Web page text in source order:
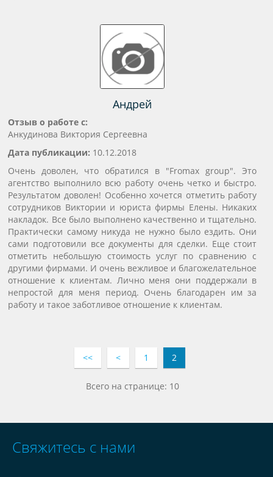
Андрей
Отзыв о работе с:
Анкудинова Виктория Сергеевна
Дата публикации: 10.12.2018
Очень доволен, что обратился в "Fromax group". Это
агентство выполнило всю работу очень четко и быстро.
Результатом доволен! Особенно хочется отметить работу
сотрудников Виктории и юриста фирмы Елены. Никаких
накладок. Все было выполнено качественно и тщательно.
Практически самому никуда не нужно было ездить. Они
сами подготовили все документы для сделки. Еще стоит
отметить небольшую стоимость услуг по сравнению с
другими фирмами. И очень вежливое и благожелательное
отношение к клиентам. Лично меня они поддержали в
непростой для меня период. Очень благодарен им за
работу и такое заботливое отношение к клиентам.
<< < 1 2
Всего на странице: 10
Свяжитесь с нами